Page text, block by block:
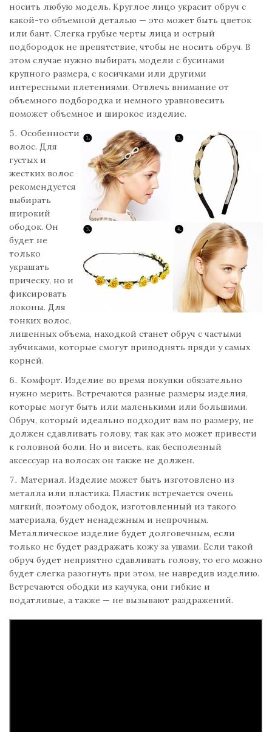
носить любую модель. Круглое лицо украсит обруч с
какой-то объемной деталью — это может быть цветок
или бант. Слегка грубые черты лица и острый
подбородок не препятствие, чтобы не носить обруч. В
этом случае нужно выбирать модели с бусинами
крупного размера, с косичками или другими
интересными плетениями. Отвлечь внимание от
объемного подбородка и немного уравновесить
поможет объемное и широкое изделие.
Особенности
волос. Для
густых и
жестких волос
рекомендуется
выбирать
широкий
ободок. Он
будет не
только
украшать
прическу, но и
фиксировать
локоны. Для
тонких волос,
лишенных объема, находкой станет обруч с частыми
зубчиками, которые смогут приподнять пряди у самых
корней.
Комфорт. Изделие во время покупки обязательно
нужно мерить. Встречаются разные размеры изделия,
которые могут быть или маленькими или большими.
Обруч, который идеально подходит вам по размеру, не
должен сдавливать голову, так как это может привести
к головной боли. Но и висеть, как бесполезный
аксессуар на волосах он также не должен.
Материал. Изделие может быть изготовлено из
металла или пластика. Пластик встречается очень
мягкий, поэтому ободок, изготовленный из такого
материала, будет ненадежным и непрочным.
Металлическое изделие будет долговечным, если
только не будет раздражать кожу за ушами. Если такой
обруч будет неприятно сдавливать голову, то его можно
будет слегка разогнуть при этом, не навредив изделию.
Встречаются ободки из каучука, они гибкие и
податливые, а также — не вызывают раздражений.